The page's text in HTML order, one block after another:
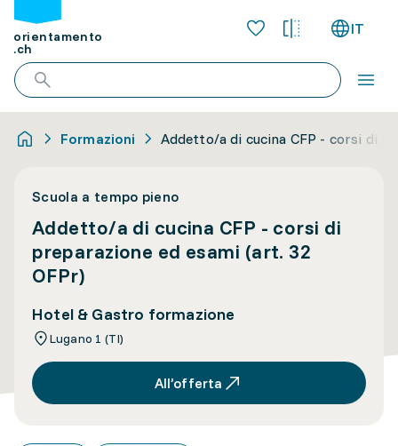
orientamento
.ch
IT
Formazioni Addetto/a di cucina CFP - corsi di
Scuola a tempo pieno
Addetto/a di cucina CFP - corsi di
preparazione ed esami (art. 32
OFPr)
Hotel & Gastro formazione
Lugano 1 (TI)
All’offerta